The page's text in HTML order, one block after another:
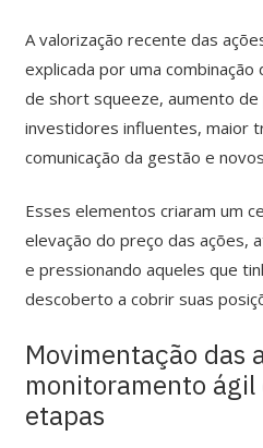
A valorização recente das
explicada por uma
de short squeeze, aumento
investidores influentes, maior
comunicação da gestão e
Esses elementos criaram um
elevação do preço das ações,
e pressionando aqueles que
descoberto a cobrir suas
Movimentação das
monitoramento ágil
etapas